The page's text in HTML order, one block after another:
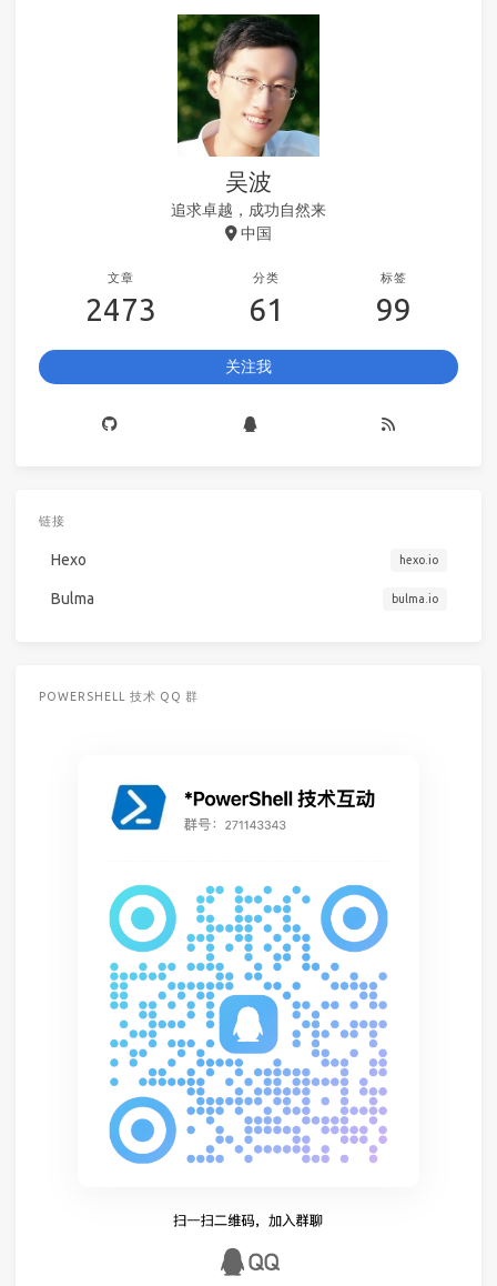
吴波
追求卓越，成功自然来
中国
文章
2473
分类
61
标签
99
关注我
链接
Hexo hexo.io
Bulma bulma.io
POWERSHELL 技术 QQ 群